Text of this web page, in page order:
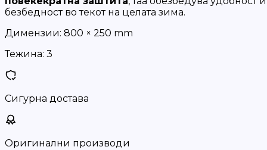
безбедност во текот на целата зима.
Димензии: 800 × 250 mm
Тежина: 3
Сигурна достава
Оригинални производи